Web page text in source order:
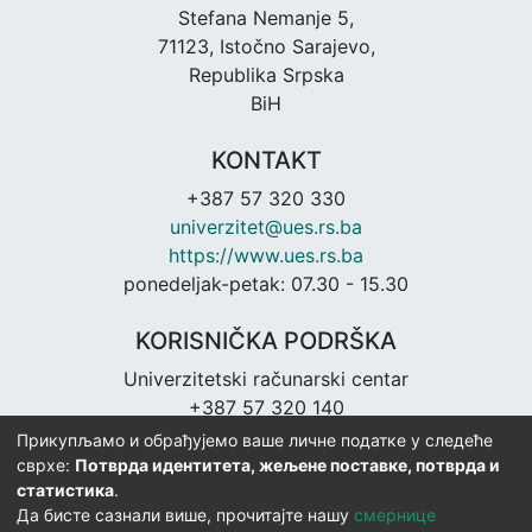
Stefana Nemanje 5,
71123, Istočno Sarajevo,
Republika Srpska
BiH
KONTAKT
+387 57 320 330
univerzitet@ues.rs.ba
https://www.ues.rs.ba
ponedeljak-petak: 07.30 - 15.30
KORISNIČKA PODRŠKA
Univerzitetski računarski centar
+387 57 320 140
urc@ues.rs.ba
https://urc.ues.rs.ba
Прикупљамо и обрађујемо ваше личне податке у следеће
сврхе: Потврда идентитета, жељене поставке, потврда и
статистика.
Да бисте сазнали више, прочитајте нашу смернице